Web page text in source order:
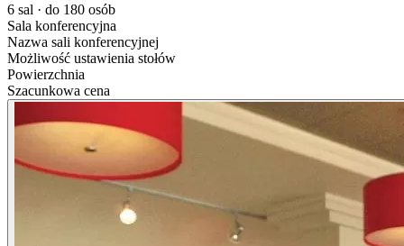
6 sal · do 180 osób
Sala konferencyjna
Nazwa sali konferencyjnej
Możliwość ustawienia stołów
Powierzchnia
Szacunkowa cena